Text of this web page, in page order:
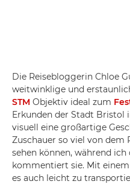
Die Reisebloggerin Chloe
weitwinklige und
STM Objektiv ideal zum
Erkunden der Stadt Bristol
visuell eine großartige
Zuschauer so viel von dem
sehen können, während ich
kommentiert sie. Mit
es auch leicht zu